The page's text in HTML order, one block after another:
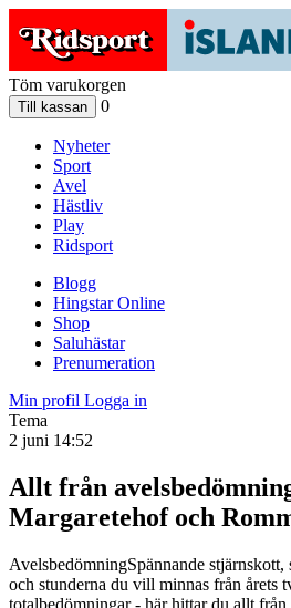
Töm varukorgen
0
Nyheter
Sport
Avel
Hästliv
Play
Ridsport
Blogg
Hingstar Online
Shop
Saluhästar
Prenumeration
Min profil Logga in
Tema
2 juni 14:52
Allt från
Margaretehof och
AvelsbedömningSpännande
och stunderna du vill minnas från årets
totalbedömningar - här hittar du allt